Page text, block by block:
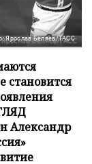
Ярослав Беляев/ТАСС
становится
Александр